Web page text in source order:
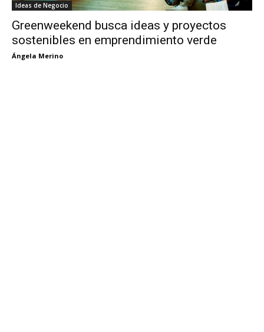
Ideas de Negocio
Greenweekend busca ideas y proyectos
sostenibles en emprendimiento verde
Ángela Merino